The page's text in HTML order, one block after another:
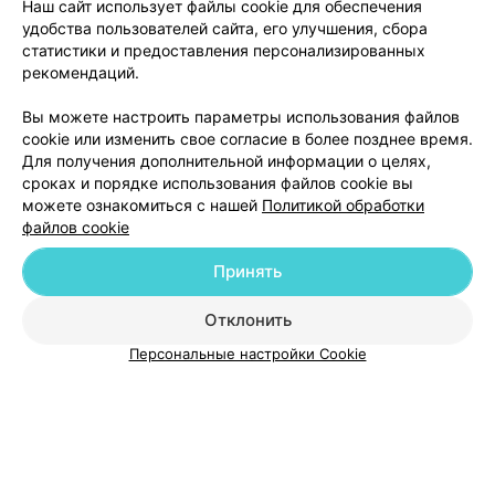
Новодент
Гомель, ул. П.Бровки, 15 до 20:00
Добавить компанию
Добавить специалиста
Наш сайт использует файлы cookie для обеспечения
удобства пользователей сайта, его улучшения, сбора
статистики и предоставления персонализированных
рекомендаций.
Вы можете настроить параметры использования файлов
cookie или изменить свое согласие в более позднее время.
Для получения дополнительной информации о целях,
сроках и порядке использования файлов cookie вы
можете ознакомиться с нашей Политикой обработки
файлов cookie
Отклонить
Принять
Персональные настройки Cookie